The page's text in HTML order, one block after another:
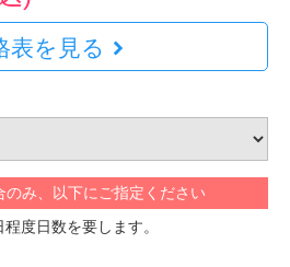
表を見る
のみ、以下にご指定ください
度日数を要します。